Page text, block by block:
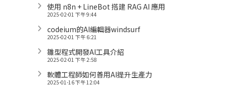
使用 n8n + LineBot 搭建 RAG AI 應用
2025-02-01 下午 9:44
codeium的AI編輯器windsurf
2025-02-01 下午 6:21
雛型程式開發AI工具介紹
2025-02-01 下午 2:58
軟體工程師如何善用AI提升生產力
2025-01-16 下午 12:04